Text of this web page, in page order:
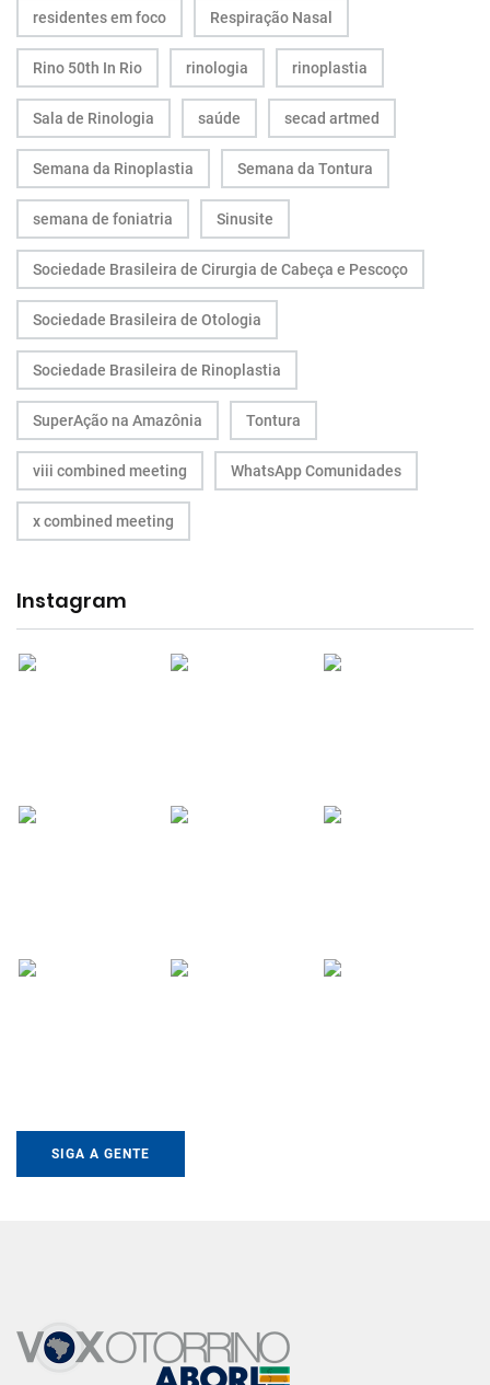
residentes em foco Respiração Nasal
Rino 50th In Rio rinologia rinoplastia
Sala de Rinologia saúde secad artmed
Semana da Rinoplastia Semana da Tontura
semana de foniatria Sinusite
Sociedade Brasileira de Cirurgia de Cabeça e Pescoço
Sociedade Brasileira de Otologia
Sociedade Brasileira de Rinoplastia
SuperAção na Amazônia Tontura
viii combined meeting WhatsApp Comunidades
x combined meeting
Instagram
SIGA A GENTE